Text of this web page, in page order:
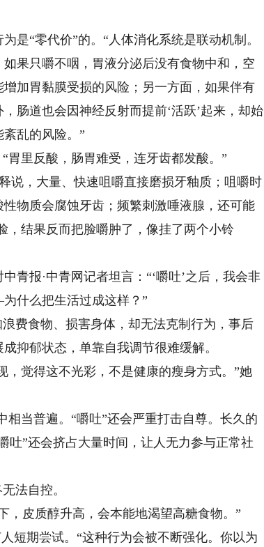
“零代价”的。“人体消化系统是联动机制。
果只嚼不咽，胃液分泌后没有食物中和，空
加胃黏膜受损的风险；另一方面，如果伴有
肠道也会因神经反射而提前‘活跃’起来，却始
乱的风险。”
里反酸，肠胃难受，连牙齿都发酸。”
，大量、快速咀嚼直接磨损牙釉质；咀嚼时
物质会腐蚀牙齿；频繁刺激唾液腺，还可能
，结果反而把脸嚼肿了，像挂了两个小铃
报·中青网记者坦言：“‘嚼吐’之后，我会非
什么把生活过成这样？”
费食物、损害身体，却无法克制行为，事后
抑郁状态，单靠自我调节很难缓解。
觉得这不光彩，不是健康的瘦身方式。”她
当普遍。“嚼吐”还会严重打击自尊。长久的
吐”还会挤占大量时间，让人无力参与正常社
法自控。
皮质醇升高，会本能地渴望高糖食物。”
期尝试。“这种行为会被不断强化。你以为